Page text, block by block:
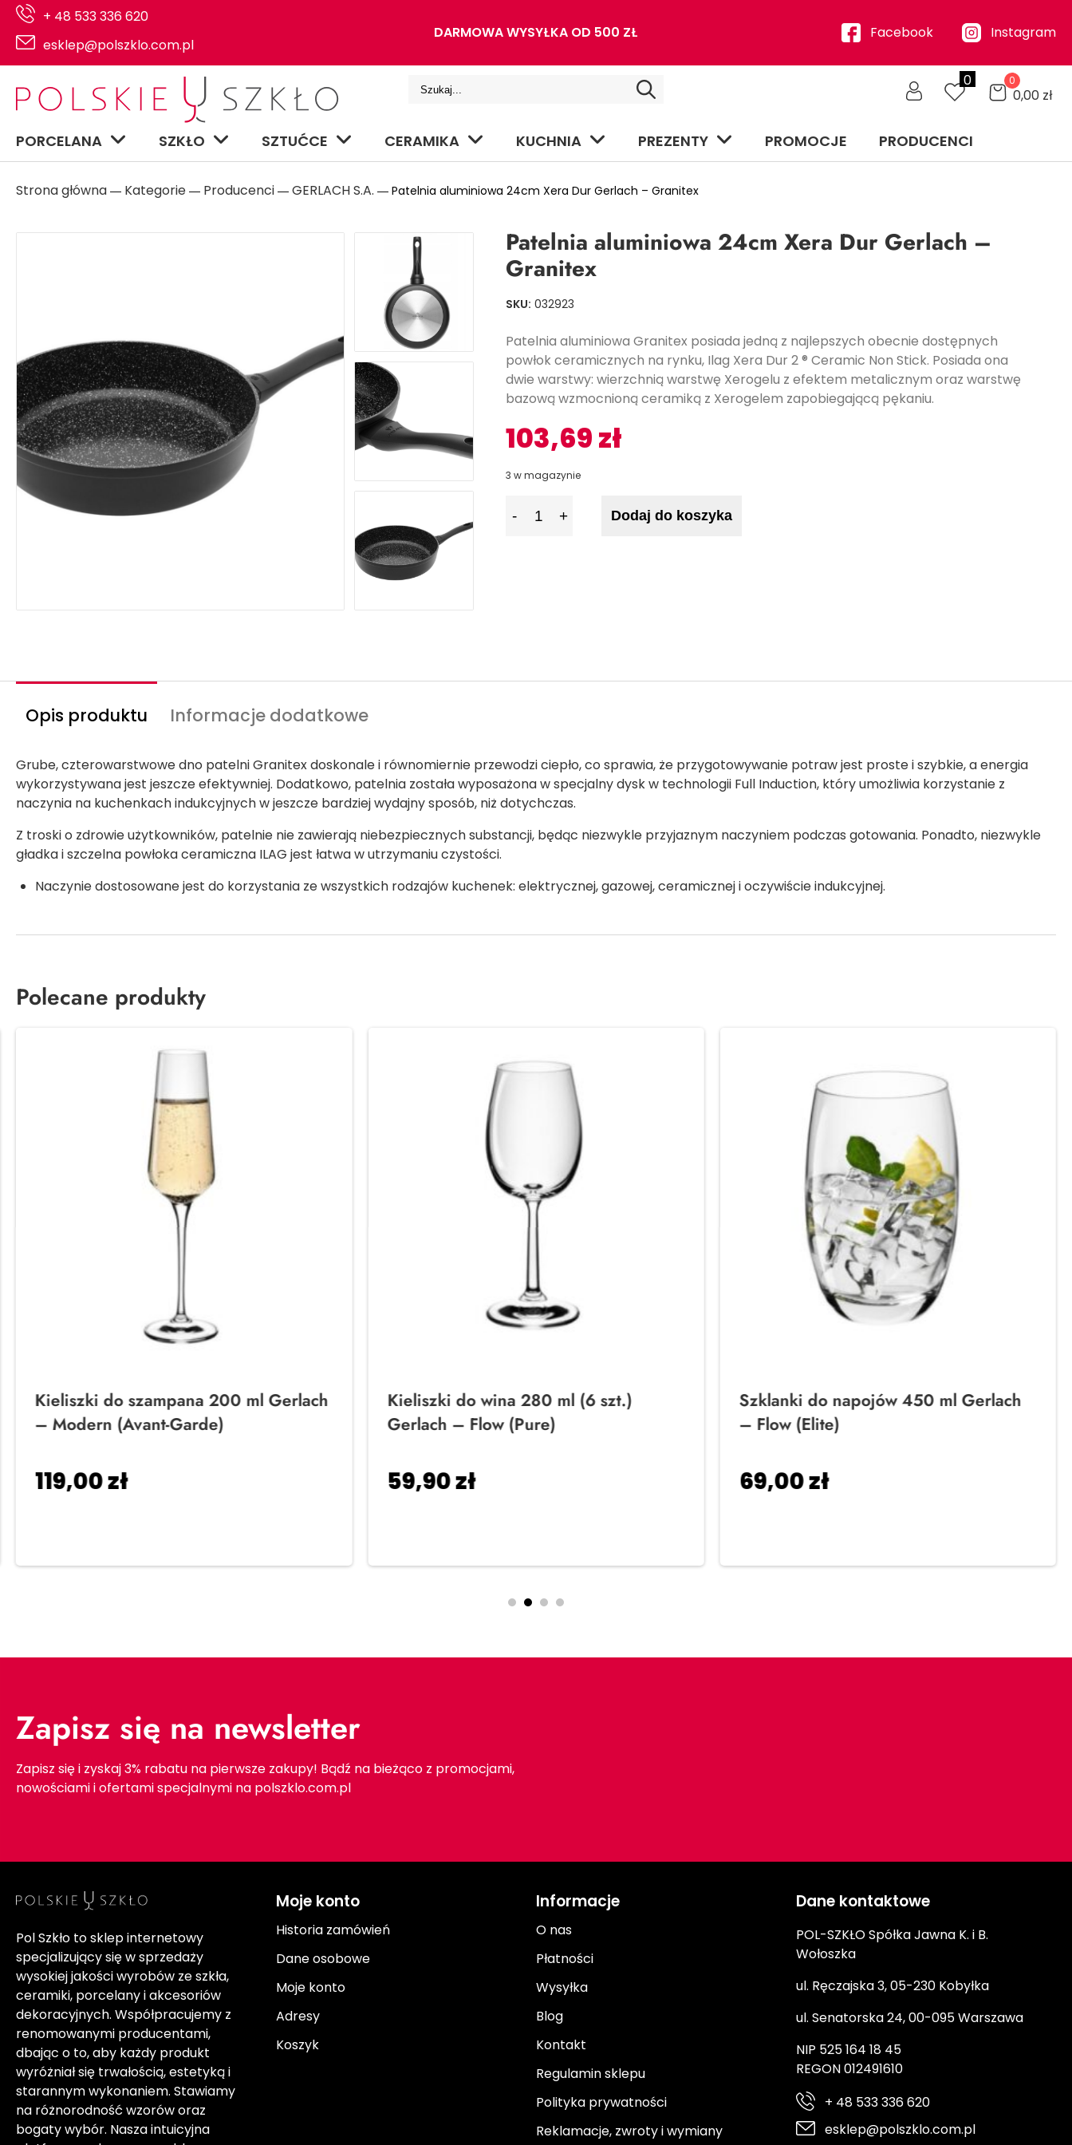
+ 48 533 336 620
esklep@polszklo.com.pl
DARMOWA WYSYŁKA OD 500 ZŁ Facebook Instagram
0 0
0,00 zł
PORCELANA SZKŁO SZTUĆCE CERAMIKA KUCHNIA PREZENTY PROMOCJE PRODUCENCI
Strona główna ― Kategorie ― Producenci ― GERLACH S.A. ― Patelnia aluminiowa 24cm Xera Dur Gerlach – Granitex
Patelnia aluminiowa 24cm Xera Dur Gerlach –
Granitex
SKU: 032923
Patelnia aluminiowa Granitex posiada jedną z najlepszych obecnie dostępnych
powłok ceramicznych na rynku, Ilag Xera Dur 2 ® Ceramic Non Stick. Posiada ona
dwie warstwy: wierzchnią warstwę Xerogelu z efektem metalicznym oraz warstwę
bazową wzmocnioną ceramiką z Xerogelem zapobiegającą pękaniu.
103,69zł
3 w magazynie
Dodaj do koszyka
Opis produktu Informacje dodatkowe
Grube, czterowarstwowe dno patelni Granitex doskonale i równomiernie przewodzi ciepło, co sprawia, że przygotowywanie potraw jest proste i szybkie, a energia
wykorzystywana jest jeszcze efektywniej. Dodatkowo, patelnia została wyposażona w specjalny dysk w technologii Full Induction, który umożliwia korzystanie z
naczynia na kuchenkach indukcyjnych w jeszcze bardziej wydajny sposób, niż dotychczas.
Z troski o zdrowie użytkowników, patelnie nie zawierają niebezpiecznych substancji, będąc niezwykle przyjaznym naczyniem podczas gotowania. Ponadto, niezwykle
gładka i szczelna powłoka ceramiczna ILAG jest łatwa w utrzymaniu czystości.
Naczynie dostosowane jest do korzystania ze wszystkich rodzajów kuchenek: elektrycznej, gazowej, ceramicznej i oczywiście indukcyjnej.
Polecane produkty
Kieliszki do szampana 200 ml Gerlach
– Modern (Avant-Garde)
119,00zł
Kieliszki do wina 280 ml (6 szt.)
Gerlach – Flow (Pure)
59,90zł
Szklanki do napojów 450 ml Gerlach
– Flow (Elite)
69,00zł
Zapisz się na newsletter
Zapisz się i zyskaj 3% rabatu na pierwsze zakupy! Bądź na bieżąco z promocjami,
nowościami i ofertami specjalnymi na polszklo.com.pl
Pol Szkło to sklep internetowy
specjalizujący się w sprzedaży
wysokiej jakości wyrobów ze szkła,
ceramiki, porcelany i akcesoriów
dekoracyjnych. Współpracujemy z
renomowanymi producentami,
dbając o to, aby każdy produkt
wyróżniał się trwałością, estetyką i
starannym wykonaniem. Stawiamy
na różnorodność wzorów oraz
bogaty wybór. Nasza intuicyjna
Moje konto
Historia zamówień
Dane osobowe
Moje konto
Adresy
Koszyk
Informacje
O nas
Płatności
Wysyłka
Blog
Kontakt
Regulamin sklepu
Polityka prywatności
Reklamacje, zwroty i wymiany
Dane kontaktowe
POL-SZKŁO Spółka Jawna K. i B.
Wołoszka
ul. Ręczajska 3, 05-230 Kobyłka
ul. Senatorska 24, 00-095 Warszawa
NIP 525 164 18 45
REGON 012491610
+ 48 533 336 620
esklep@polszklo.com.pl